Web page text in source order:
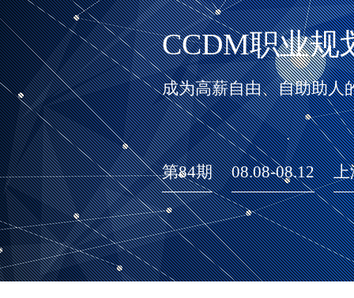
CCDM职业规
成为高薪自由、自助助人
第84期 08.08-08.12 上